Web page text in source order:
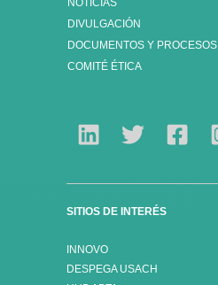
NOTICIAS
DIVULGACIÓN
DOCUMENTOS Y PROCESOS
COMITÉ ÉTICA
SITIOS DE INTERÉS
INNOVO
DESPEGA USACH